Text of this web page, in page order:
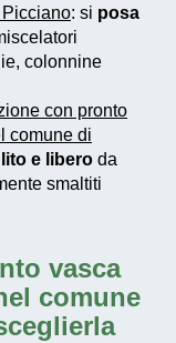
: si posa
colonnine
con pronto
comune di
e libero da
smaltiti
vasca
comune